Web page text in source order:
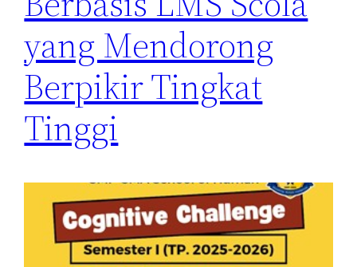
yang Mendorong
Berpikir Tingkat
Tinggi